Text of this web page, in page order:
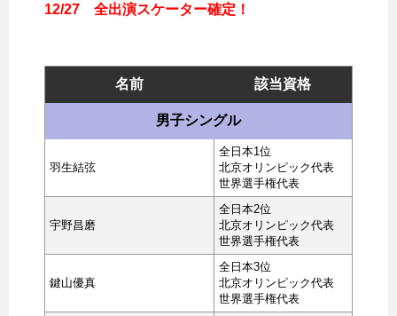
12/27 全出演スケーター確定！
名前 該当資格
男子シングル
羽生結弦
全日本1位
北京オリンピック代表
世界選手権代表
宇野昌磨
全日本2位
北京オリンピック代表
世界選手権代表
鍵山優真
全日本3位
北京オリンピック代表
世界選手権代表